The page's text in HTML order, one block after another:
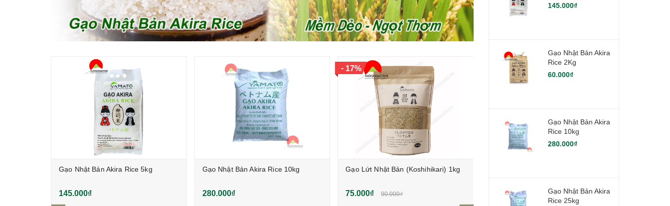
Gạo Nhật Bản Akira Rice 5kg
145.000₫
Gạo Nhật Bản Akira Rice 10kg
280.000₫
-17%
Gạo Lứt Nhật Bản (Koshihikari) 1kg
75.000₫ 90.000₫ 348.000₫
145.000₫
Gạo Nhật Bản Akira
Rice 2Kg
60.000₫
Gạo Nhật Bản Akira
Rice 10kg
280.000₫
Gạo Nhật Bản Akira
Rice 25kg